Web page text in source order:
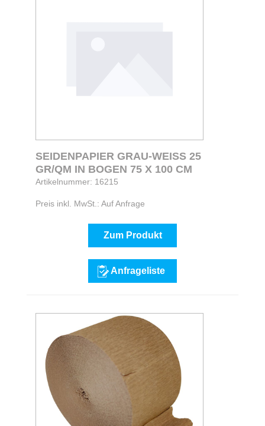
SEIDENPAPIER GRAU-WEISS 25
GR/QM IN BOGEN 75 X 100 CM
Artikelnummer: 16215
Preis inkl. MwSt.: Auf Anfrage
Zum Produkt
Anfrageliste